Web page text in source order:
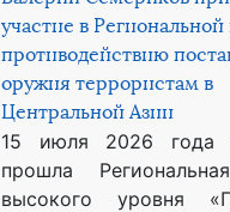
участие в
противодействию
оружия террористам в
Центральной Азии
15 июля 2026 года
прошла
высокого уровня